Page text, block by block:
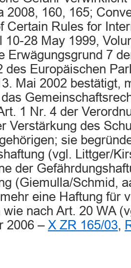
2008, 160, 165;
Certain Rules for
10-28 May 1999,
Erwägungsgrund 7
des Europäischen
Mai 2002 bestätigt,
1 Nr. 4 der
Verstärkung des
sie
(vgl. Littger/
der
(Giemulla/Schmid,
eine Haftung für
wie nach Art. 20 WA
2006 – X ZR 165/03,